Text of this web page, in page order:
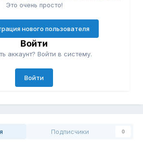
Это очень просто!
нового пользователя
Войти
аккаунт? Войти в систему.
Войти
Подписчики 0